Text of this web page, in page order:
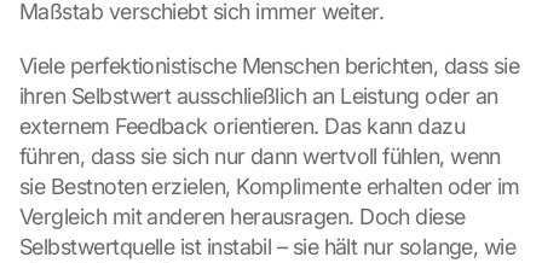
Maßstab verschiebt sich immer weiter.
Viele perfektionistische Menschen berichten, dass sie
ihren Selbstwert ausschließlich an Leistung oder an
externem Feedback orientieren. Das kann dazu
führen, dass sie sich nur dann wertvoll fühlen, wenn
sie Bestnoten erzielen, Komplimente erhalten oder im
Vergleich mit anderen herausragen. Doch diese
Selbstwertquelle ist instabil – sie hält nur solange, wie